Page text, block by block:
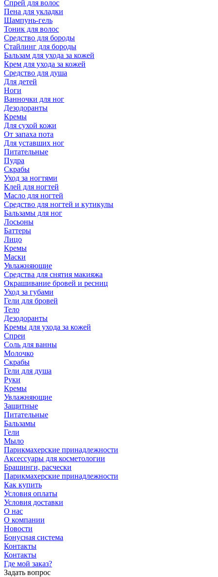
Спрей для волос
Пена для укладки
Шампунь-гель
Тоник для волос
Средство для бороды
Стайлинг для бороды
Бальзам для ухода за кожей
Крем для ухода за кожей
Средство для душа
Для детей
Ноги
Ванночки для ног
Дезодоранты
Кремы
Для сухой кожи
От запаха пота
Для уставших ног
Питательные
Пудра
Скрабы
Уход за ногтями
Клей для ногтей
Масло для ногтей
Средство для ногтей и кутикулы
Бальзамы для ног
Лосьоны
Баттеры
Лицо
Кремы
Маски
Увлажняющие
Средства для снятия макияжа
Окрашивание бровей и ресниц
Уход за губами
Гели для бровей
Тело
Дезодоранты
Кремы для ухода за кожей
Спреи
Соль для ванны
Молочко
Скрабы
Гели для душа
Руки
Кремы
Увлажняющие
Защитные
Питательные
Бальзамы
Гели
Мыло
Парикмахерские принадлежности
Аксессуары для косметологии
Брашинги, расчески
Парикмахерские принадлежности
Как купить
Условия оплаты
Условия доставки
О нас
О компании
Новости
Бонусная система
Контакты
Контакты
Где мой заказ?
Задать вопрос